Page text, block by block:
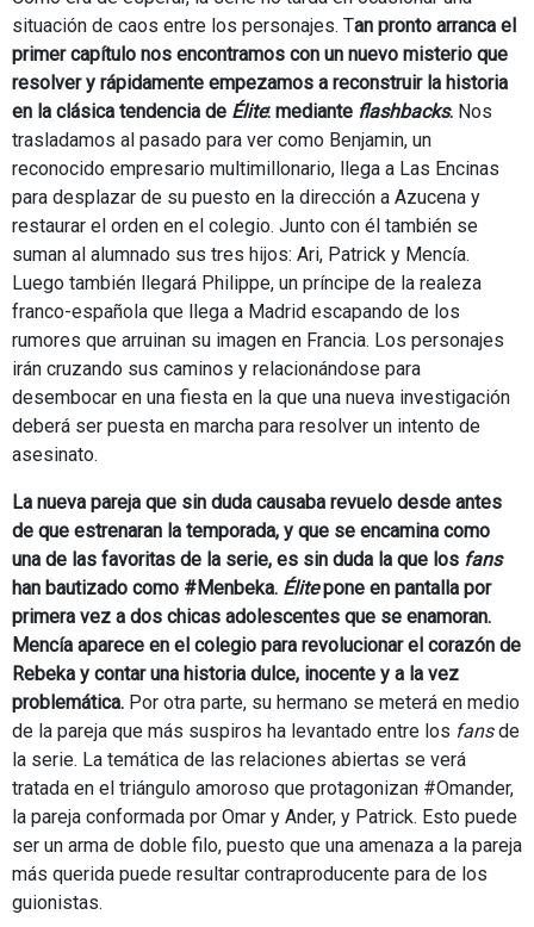
situación de caos entre los personajes. Tan pronto arranca el
primer capítulo nos encontramos con un nuevo misterio que
resolver y rápidamente empezamos a reconstruir la historia
en la clásica tendencia de Élite: mediante flashbacks. Nos
trasladamos al pasado para ver como Benjamin, un
reconocido empresario multimillonario, llega a Las Encinas
para desplazar de su puesto en la dirección a Azucena y
restaurar el orden en el colegio. Junto con él también se
suman al alumnado sus tres hijos: Ari, Patrick y Mencía.
Luego también llegará Philippe, un príncipe de la realeza
franco-española que llega a Madrid escapando de los
rumores que arruinan su imagen en Francia. Los personajes
irán cruzando sus caminos y relacionándose para
desembocar en una fiesta en la que una nueva investigación
deberá ser puesta en marcha para resolver un intento de
asesinato.
La nueva pareja que sin duda causaba revuelo desde antes
de que estrenaran la temporada, y que se encamina como
una de las favoritas de la serie, es sin duda la que los fans
han bautizado como #Menbeka. Élitepone en pantalla por
primera vez a dos chicas adolescentes que se enamoran.
Mencía aparece en el colegio para revolucionar el corazón de
Rebeka y contar una historia dulce, inocente y a la vez
problemática. Por otra parte, su hermano se meterá en medio
de la pareja que más suspiros ha levantado entre los fansde
la serie. La temática de las relaciones abiertas se verá
tratada en el triángulo amoroso que protagonizan #Omander,
la pareja conformada por Omar y Ander, y Patrick. Esto puede
ser un arma de doble filo, puesto que una amenaza a la pareja
más querida puede resultar contraproducente para de los
guionistas.